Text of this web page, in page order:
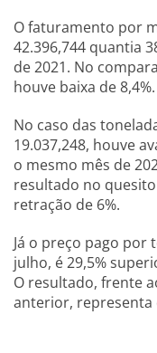
O faturamento por
42.396,744 quantia
de 2021. No
houve baixa de 8,4%.
No caso das
19.037,248, houve
o mesmo mês de
resultado no
retração de 6%.
Já o preço pago por
julho, é 29,5%
O resultado, frente
anterior, representa